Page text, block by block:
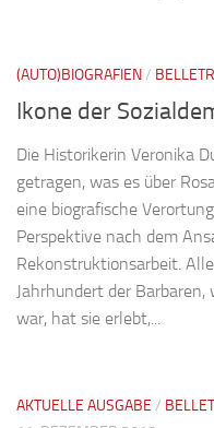
(AUTO)BIOGRAFIEN/
Ikone der
Die Historikerin Veronika
getragen, was es über
eine biografische
Perspektive nach dem
Rekonstruktionsarbeit.
Jahrhundert der
war, hat sie erlebt,...
AKTUELLE AUSGABE /